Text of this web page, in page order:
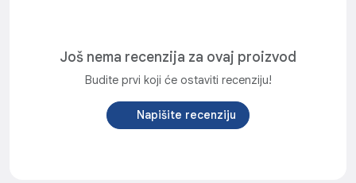
Još nema recenzija za ovaj proizvod
Budite prvi koji će ostaviti recenziju!
Napišite recenziju